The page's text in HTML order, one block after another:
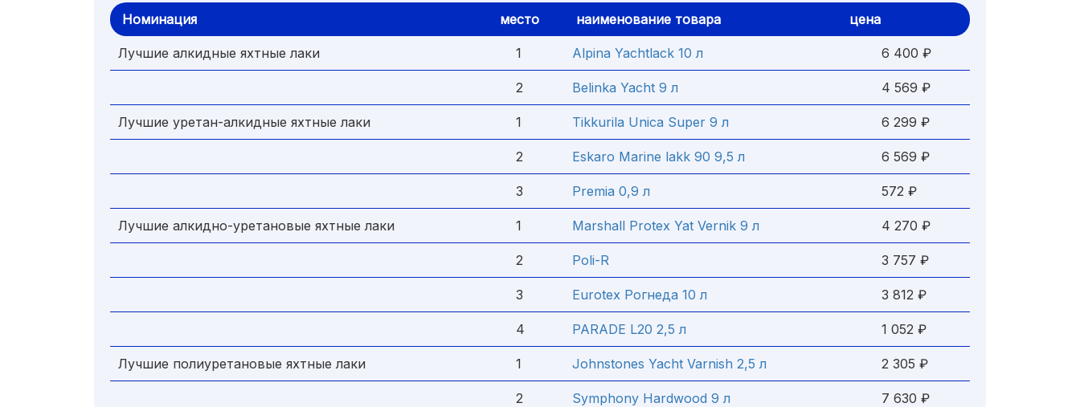
Номинация место наименование товара цена
Лучшие алкидные яхтные лаки 1 Alpina Yachtlack 10 л 6 400 ₽
2 Belinka Yacht 9 л 4 569 ₽
Лучшие уретан-алкидные яхтные лаки 1 Tikkurila Unica Super 9 л 6 299 ₽
2 Eskaro Marine lakk 90 9,5 л 6 569 ₽
3 Premia 0,9 л 572 ₽
Лучшие алкидно-уретановые яхтные лаки 1 Marshall Protex Yat Vernik 9 л 4 270 ₽
2 Poli-R 3 757 ₽
3 Eurotex Рогнеда 10 л 3 812 ₽
4 PARADE L20 2,5 л 1 052 ₽
Лучшие полиуретановые яхтные лаки 1 Johnstones Yacht Varnish 2,5 л 2 305 ₽
2 Symphony Hardwood 9 л 7 630 ₽